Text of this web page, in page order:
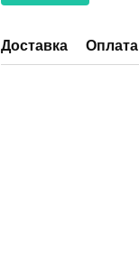
Доставка Оплата